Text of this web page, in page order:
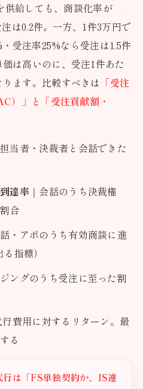
供給しても、商談化率が
は0.2件。一方、1件3万円で
受注率25%なら受注は1.5件
は高いのに、受注1件あた
ます。比較すべきは 「受注
）」と「受注貢献額・
当者・決裁者と会話できた
達率 ｜会話のうち決裁権
合
話・アポのうち有効商談に進
指標）
ングのうち受注に至った割
行費用に対するリターン。最
る
は「FS単独契約か、IS連